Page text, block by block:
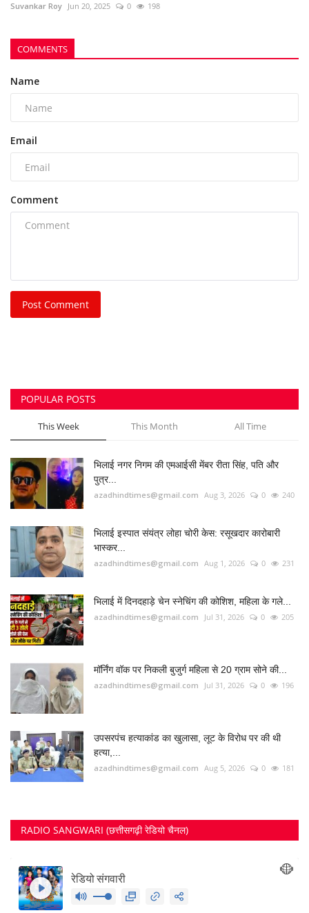
Suvankar Roy Jun 20, 2025 0 198
COMMENTS
Name
Email
Comment
Post Comment
POPULAR POSTS
This Week This Month All Time
भिलाई नगर निगम की एमआईसी मेंबर रीता सिंह, पति और
पुत्र...
azadhindtimes@gmail.com Aug 3, 2026 0 240
भिलाई इस्पात संयंत्र लोहा चोरी केस: रसूखदार कारोबारी
भास्कर...
azadhindtimes@gmail.com Aug 1, 2026 0 231
भिलाई में दिनदहाड़े चेन स्नेचिंग की कोशिश, महिला के गले...
azadhindtimes@gmail.com Jul 31, 2026 0 205
मॉर्निंग वॉक पर निकली बुजुर्ग महिला से 20 ग्राम सोने की...
azadhindtimes@gmail.com Jul 31, 2026 0 196
उपसरपंच हत्याकांड का खुलासा, लूट के विरोध पर की थी
हत्या,...
azadhindtimes@gmail.com Aug 5, 2026 0 181
RADIO SANGWARI (छत्तीसगढ़ी रेडियो चैनल)